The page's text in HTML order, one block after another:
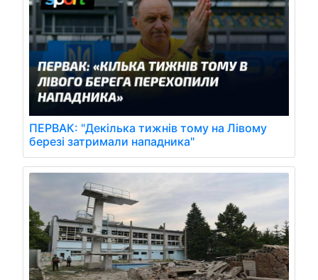
ПЕРВАК: "Декілька тижнів тому на Лівому
березі затримали нападника"